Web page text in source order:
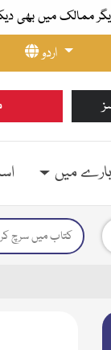
ممالک میں بھی
اردو
میں